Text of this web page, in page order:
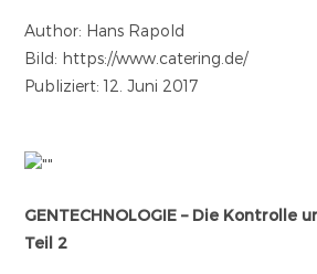
Author: Hans Rapold
Bild: https://www.catering.de/
Publiziert: 12. Juni 2017
GENTECHNOLOGIE – Die Kontrolle
Teil 2